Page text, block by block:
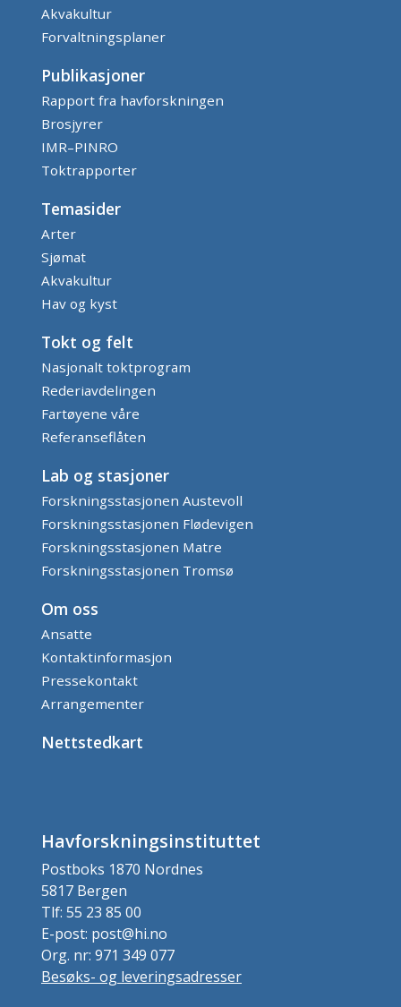
Akvakultur
Forvaltningsplaner
Publikasjoner
Rapport fra havforskningen
Brosjyrer
IMR–PINRO
Toktrapporter
Temasider
Arter
Sjømat
Akvakultur
Hav og kyst
Tokt og felt
Nasjonalt toktprogram
Rederiavdelingen
Fartøyene våre
Referanseflåten
Lab og stasjoner
Forskningsstasjonen Austevoll
Forskningsstasjonen Flødevigen
Forskningsstasjonen Matre
Forskningsstasjonen Tromsø
Om oss
Ansatte
Kontaktinformasjon
Pressekontakt
Arrangementer
Nettstedkart
Havforskningsinstituttet
Postboks 1870 Nordnes
5817 Bergen
Tlf: 55 23 85 00
E-post: post@hi.no
Org. nr: 971 349 077
Besøks- og leveringsadresser